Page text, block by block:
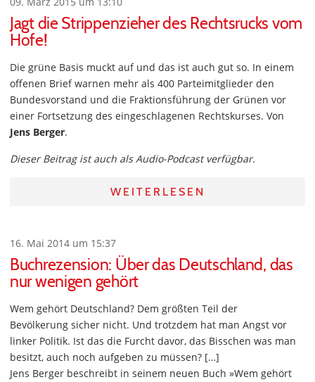
Jagt die Strippenzieher des Rechtsrucks vom
Hofe!
Die grüne Basis muckt auf und das ist auch gut so. In einem
offenen Brief warnen mehr als 400 Parteimitglieder den
Bundesvorstand und die Fraktionsführung der Grünen vor
einer Fortsetzung des eingeschlagenen Rechtskurses. Von
Jens Berger.
Dieser Beitrag ist auch als Audio-Podcast verfügbar.
WEITERLESEN
16. Mai 2014 um 15:37
Buchrezension: Über das Deutschland, das
nur wenigen gehört
Wem gehört Deutschland? Dem größten Teil der
Bevölkerung sicher nicht. Und trotzdem hat man Angst vor
linker Politik. Ist das die Furcht davor, das Bisschen was man
besitzt, auch noch aufgeben zu müssen? […]
Jens Berger beschreibt in seinem neuen Buch »Wem gehört